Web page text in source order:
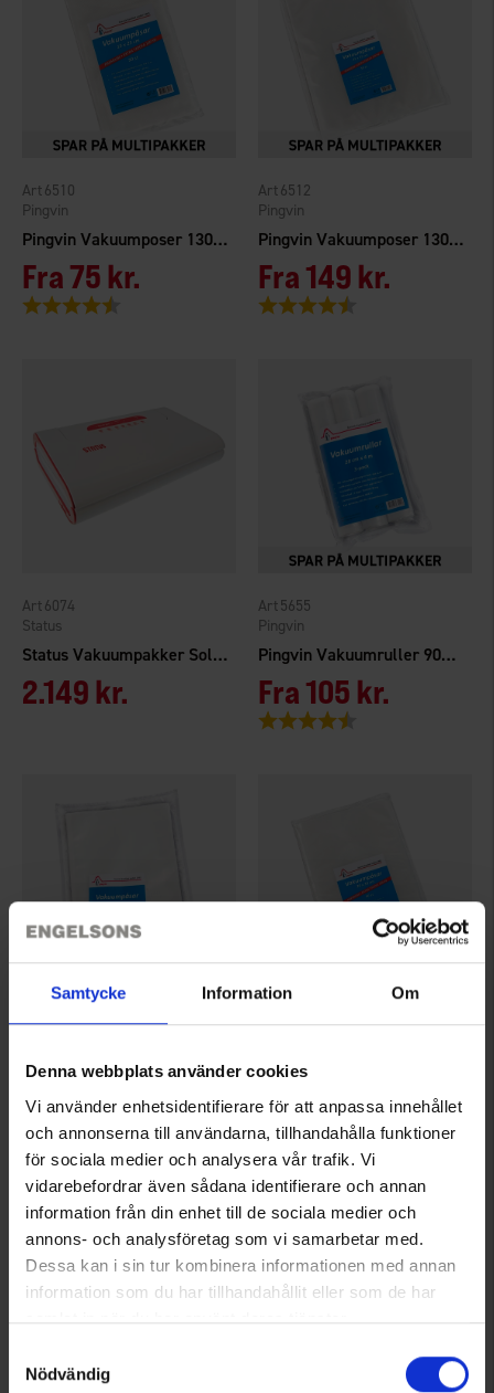
Samtycke Information Om
Denna webbplats använder cookies
Vi använder enhetsidentifierare för att anpassa innehållet
och annonserna till användarna, tillhandahålla funktioner
för sociala medier och analysera vår trafik. Vi
vidarebefordrar även sådana identifierare och annan
information från din enhet till de sociala medier och
annons- och analysföretag som vi samarbetar med.
Dessa kan i sin tur kombinera informationen med annan
information som du har tillhandahållit eller som de har
samlat in när du har använt deras tjänster.
Nödvändig
Pingvin Vakuumposer 130my 15x25cm 50-pak
Pingvin
6510
Fra75 kr.
Vurdering:
Pingvin Vakuumposer 130my 25x35cm 50-pak
Pingvin
6512
Fra149 kr.
Vurdering:
Status Vakuumpakker Solid 300
Status
6074
2.149 kr.
Pingvin Vakuumruller 90my 28cmx4m 3-pak
Pingvin
5655
Fra105 kr.
Vurdering:
Pingvin Vakuumposer 90my 28x40 cm 50stk
5653
Fra129 kr.
Vurdering: 4.6 ud af 5 stjerner
6511
Fra105 kr.
Vurdering: 4.8 ud af 5 stjerner